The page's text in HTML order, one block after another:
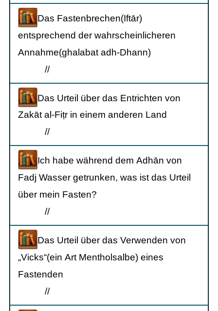
Das Fastenbrechen(Iftār)
entsprechend der wahrscheinlicheren
Annahme(ghalabat adh-Dhann)
//
Das Urteil über das Entrichten von
Zakāt al-Fiṭr in einem anderen Land
//
Ich habe während dem Adhān von
Fadj Wasser getrunken, was ist das Urteil
über mein Fasten?
//
Das Urteil über das Verwenden von
„Vicks“(ein Art Mentholsalbe) eines
Fastenden
//